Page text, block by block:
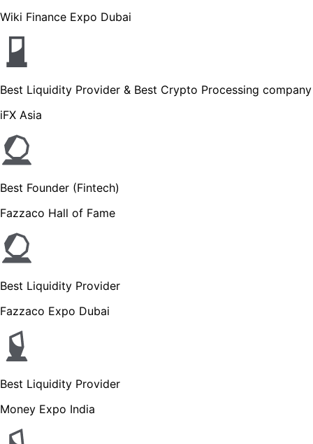
Wiki Finance Expo Dubai
Best Liquidity Provider & Best Crypto Processing company
iFX Asia
Best Founder (Fintech)
Fazzaco Hall of Fame
Best Liquidity Provider
Fazzaco Expo Dubai
Best Liquidity Provider
Money Expo India